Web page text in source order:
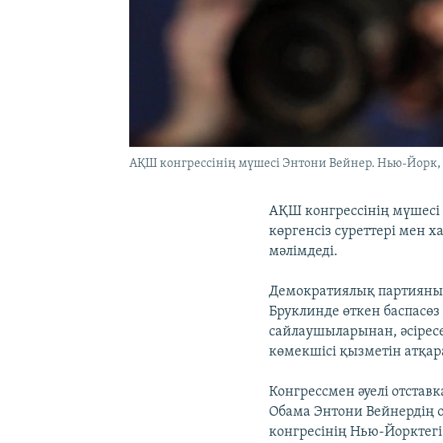
АҚШ конгрессінің мүшесі Энтони Вейнер. Нью-Йорк,
АҚШ конгрессінің
көргенсіз суреттері мен
мәлімдеді.
Демократиялық
Бруклинде өткен
сайлаушыларынан,
көмекшісі қызметін
Конгрессмен әуелі
Обама Энтони Вейнердің
конгресінің Нью-